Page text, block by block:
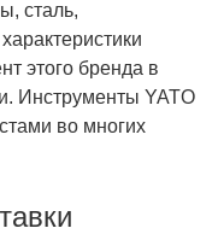
сталь,
этого бренда в
Инструменты YATO
во многих